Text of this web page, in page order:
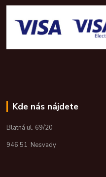
Kde nás nájdete
Blatná ul. 69/20
946 51 Nesvady